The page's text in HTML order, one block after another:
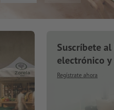
Suscríbete
electrónico
Regístrate ahora